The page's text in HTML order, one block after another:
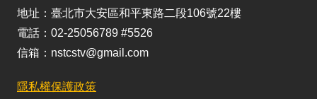
地址：臺北市大安區和平東路二段106號22樓
電話：02-25056789 #5526
信箱：nstcstv@gmail.com
隱私權保護政策